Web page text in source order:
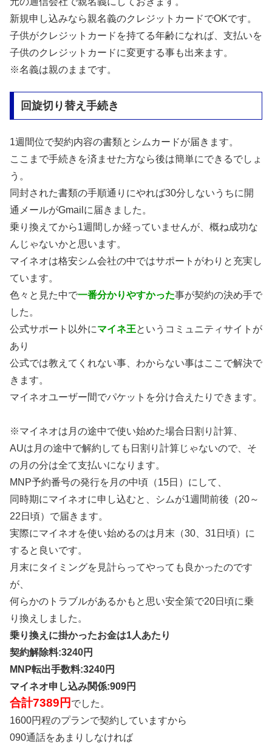
新規申し込みなら親名義のクレジットカードでOKです。
子供がクレジットカードを持てる年齢になれば、支払いを
子供のクレジットカードに変更する事も出来ます。
※名義は親のままです。
回旋切り替え手続き
1週間位で契約内容の書類とシムカードが届きます。
ここまで手続きを済ませた方なら後は簡単にできるでしょ
う。
同封された書類の手順通りにやれば30分しないうちに開
通メールがGmailに届きました。
乗り換えてから1週間しか経っていませんが、概ね成功な
んじゃないかと思います。
マイネオは格安シム会社の中ではサポートがわりと充実し
ています。
色々と見た中で一番分かりやすかった事が契約の決め手で
した。
公式サポート以外にマイネ王というコミュニティサイトが
あり
公式では教えてくれない事、わからない事はここで解決で
きます。
マイネオユーザー間でパケットを分け合えたりできます。
※マイネオは月の途中で使い始めた場合日割り計算、
AUは月の途中で解約しても日割り計算じゃないので、そ
の月の分は全て支払いになります。
MNP予約番号の発行を月の中頃（15日）にして、
同時期にマイネオに申し込むと、シムが1週間前後（20～
22日頃）で届きます。
実際にマイネオを使い始めるのは月末（30、31日頃）に
すると良いです。
月末にタイミングを見計らってやっても良かったのです
が、
何らかのトラブルがあるかもと思い安全策で20日頃に乗
り換えしました。
乗り換えに掛かったお金は1人あたり
契約解除料:3240円
MNP転出手数料:3240円
マイネオ申し込み関係:909円
合計7389円 でした。
1600円程のプランで契約していますから
090通話をあまりしなければ